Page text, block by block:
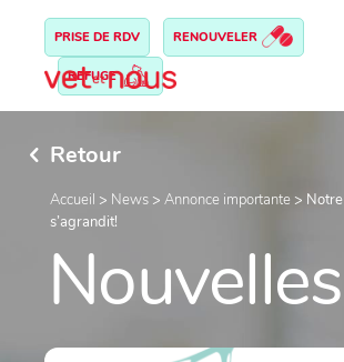
PRISE DE RDV RENOUVELER
REFUGE
Retour
Accueil > News > Annonce importante >
s’agrandit!
Nouvelles